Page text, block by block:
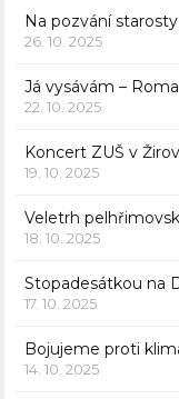
Na pozvání
26. 10. 2025
Já vysávám –
22. 10. 2025
Koncert ZUŠ v
19. 10. 2025
Veletrh
18. 10. 2025
Stopadesátkou na
17. 10. 2025
Bojujeme proti
14. 10. 2025